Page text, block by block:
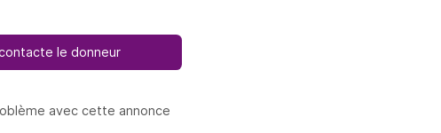
le donneur
avec cette annonce